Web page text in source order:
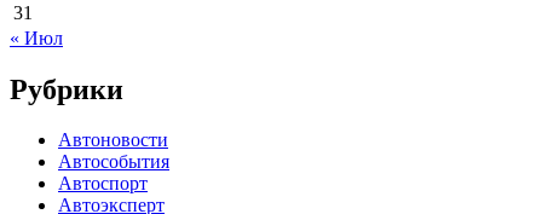
31
« Июл
Рубрики
Автоновости
Автособытия
Автоспорт
Автоэксперт